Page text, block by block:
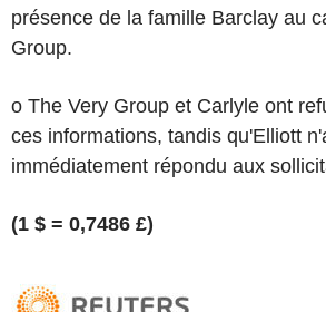
présence de la famille Barclay au
Group.
o The Very Group et Carlyle ont
ces informations, tandis qu'Elliott
immédiatement répondu aux
(1 $ = 0,7486 £)